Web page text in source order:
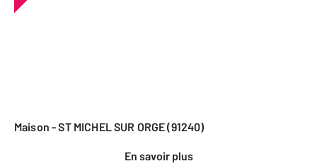
Maison - ST MICHEL SUR ORGE (91240)
En savoir plus